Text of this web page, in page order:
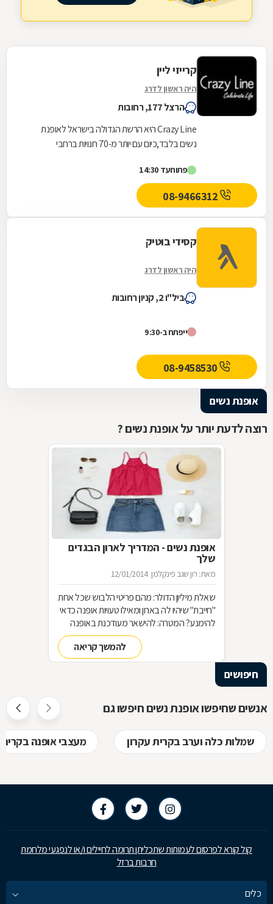
קרייזי ליין
היה ראשון לדרג
הרצל 177, רחובות
Crazy Line היא הרשת הגדולה בישראל לאופנת
נשים בלבד,כיום עם יותר מ-70 חנויות ברחבי
הנאמן שלה בגדים...
פתוחעד 14:30
קסידי בוטיק
היה ראשון לדרג
ביל"ו 2, קניון רחובות
ייפתח ב-9:30
08-9458530
אופנת נשים
רוצה לדעת יותר על אופנת נשים ?
אופנת נשים - המדריך לארון הבגדים
שלך
מאת: רון שגב פינקלמן 12/01/2014
שאלת מיליון הדולר: מהם פריטי הלבוש שכל אחת
"חייבת" שיהיו לה בארון ומאילו טעויות אופנה כדאי
להימנע? המטרה: להישאר מעודכנת באופנה
מבלי להחליף מלתחה שלמה כל עונה האמצעי:
להמשך קריאה
חיפושים
אנשים שחיפשו אופנת נשים חיפשו גם
שמלות כלה וערב בקרית עקרון מעצבי אופנה בקרית
קול קורא לפרסום לעמותות שתכליתן תרומה לחיילים ו/או לנפגעי מלחמת
חרבות ברזל
כלים